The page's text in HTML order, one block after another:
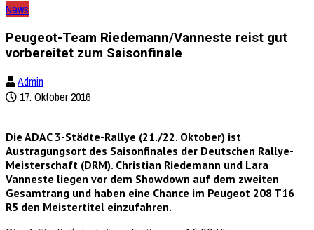
News
Peugeot-Team Riedemann/Vanneste reist gut
vorbereitet zum Saisonfinale
Admin
17. Oktober 2016
Die ADAC 3-Städte-Rallye (21./22. Oktober) ist
Austragungsort des Saisonfinales der Deutschen Rallye-
Meisterschaft (DRM). Christian Riedemann und Lara
Vanneste liegen vor dem Showdown auf dem zweiten
Gesamtrang und haben eine Chance im Peugeot 208 T16
R5 den Meistertitel einzufahren.